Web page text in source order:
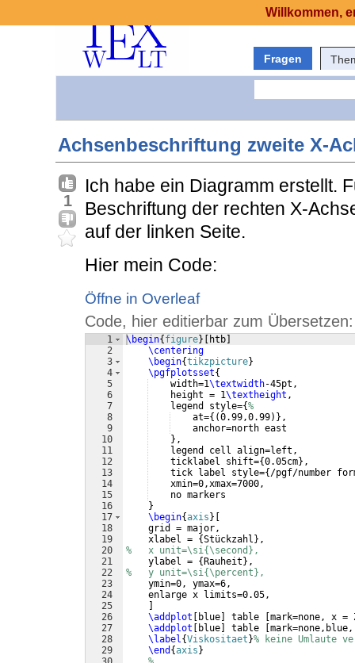
Fragen
Achsenbeschriftung zweite X-
1
Ich habe ein Diagramm erstellt.
Beschriftung der rechten X-
auf der linken Seite.
Hier mein Code:
Öffne in Overleaf
Code, hier editierbar zum Übersetzen:
1
2
3
4
5
6
7
8
9
10
11
12
13
14
15
16
17
18
19
20
21
22
23
24
25
26
27
28
29
\begin{ figure} htb
\centering
\begin{tikzpicture}
\pgfplotsset{
    width=1
\textwidth-45pt,
    height = 1
\textheight ,
    legend style=
{%
    at=
{(0.99,0.99)} ,
    anchor=north east
} ,
    legend cell align=left,
    ticklabel shift=
{0.05cm} ,
    tick label style=
{ /pgf/number
    xmin=0,xmax=7000,
    no markers
}
\begin{axis }
    grid = major,
    xlabel =
{Stückzahl } ,
%   x unit=\si{\second},
    ylabel =
{ Rauheit } ,
%   y unit=\si{\percent},
    ymin=0, ymax=6,
    enlarge x limits=0.05,
\addplot
blue table
mark=none, x
\addplot
blue table
\label{Viskositaet }% keine Umlaute
\end {axis }
Willkommen,